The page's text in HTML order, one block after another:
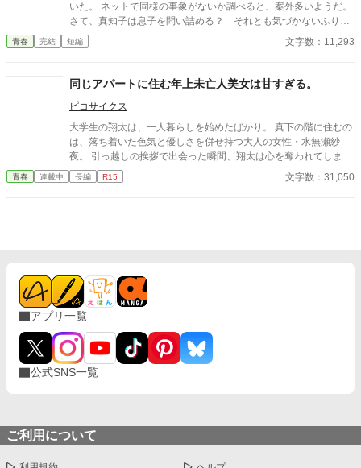
いた。 ネットで同様の事象がないか調べると、案外多いようだ。
さて、真知子は息子を問い詰める？ それとも気づかないふりを
青春 完結 短編 文字数：11,293
同じアパートに住む年上未亡人美女は甘すぎる。
ピコサイクス
大学生の翔太は、一人暮らしを始めたばかり。 真下の階に住むの
は、落ち着いた色気と優しさを併せ持つ大人の女性・水無瀬紗
夜。 引っ越しの挨拶で出会った瞬間、翔太は心を奪われてしま
う。 偶然にもアルバイト先のスーパーで再会した彼女は、翔太を
すぐに採用し、温かく仕事を教えてくれる存在だった。 ある日の
青春 連載中 長編 R15 文字数：31,050
アプリ一覧
公式SNS一覧
ご利用について